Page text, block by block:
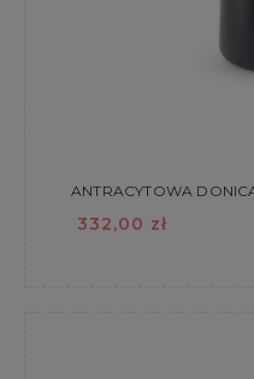
ANTRACYTOWA
332,00 zł